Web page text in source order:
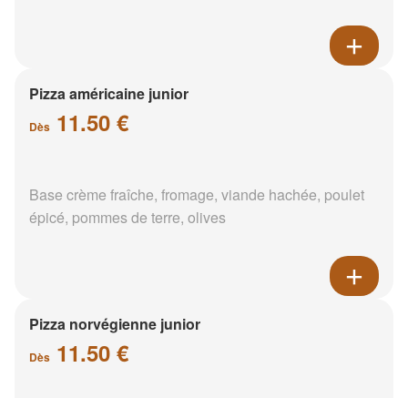
Pizza américaine junior
Dès 11.50 €
Base crème fraîche, fromage, viande hachée, poulet
épicé, pommes de terre, olives
Pizza norvégienne junior
Dès 11.50 €